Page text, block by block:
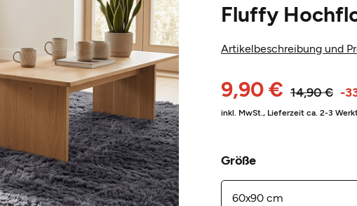
Fluffy
Artikelbeschreibung und
9,90 € 14,90 € -
inkl. MwSt., Lieferzeit ca. 2-3
Größe